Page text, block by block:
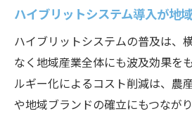
ハイブリットシステム導入が地
ハイブリットシステムの普及は、
なく地域産業全体にも波及効果を
ルギー化によるコスト削減は、農
や地域ブランドの確立にもつなが